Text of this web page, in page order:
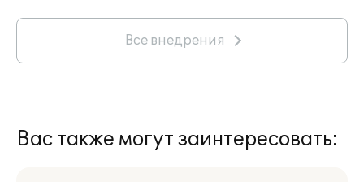
Все внедрения
Вас также могут заинтересовать: